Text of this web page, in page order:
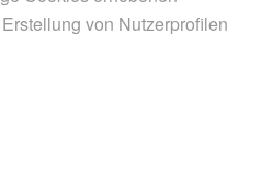
von Nutzerprofilen